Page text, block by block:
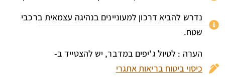
נדרש להביא דרכון למעוניינים בנהיגה עצמאית ברכבי
שטח.
הערה : לטיול ג'יפים במדבר, יש להצטייד ב-
כיסוי ביטוח בריאות אתגרי